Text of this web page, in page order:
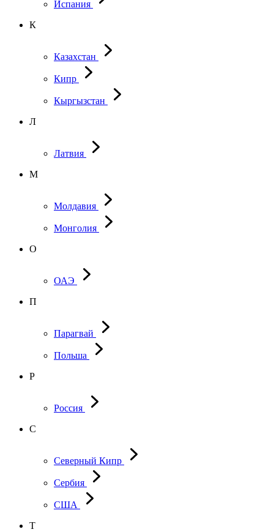
Испания
К
Казахстан
Кипр
Кыргызстан
Л
Латвия
М
Молдавия
Монголия
О
ОАЭ
П
Парагвай
Польша
Р
Россия
С
Северный Кипр
Сербия
США
Т